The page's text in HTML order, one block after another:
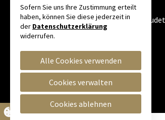
Sofern Sie uns Ihre Zustimmung erteilt
haben, können Sie diese jederzeit in
der Datenschutzerklärung
widerrufen.
Alle Cookies verwenden
Cookies verwalten
Cookies ablehnen